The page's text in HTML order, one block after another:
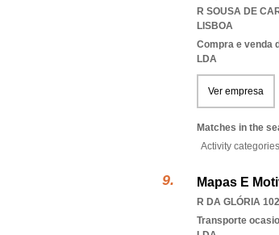
R SOUSA DE
LISBOA
Compra e venda
LDA
Ver empresa
Matches in the
Activity
Mapas E
R DA GLÓRIA
Transporte